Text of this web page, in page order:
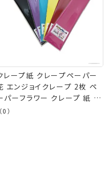
レープ紙 クレープペーパー
エンジョイクレープ 2枚 ペ
パーフラワー クレープ 紙 シ
ングル 松村工芸
（0）